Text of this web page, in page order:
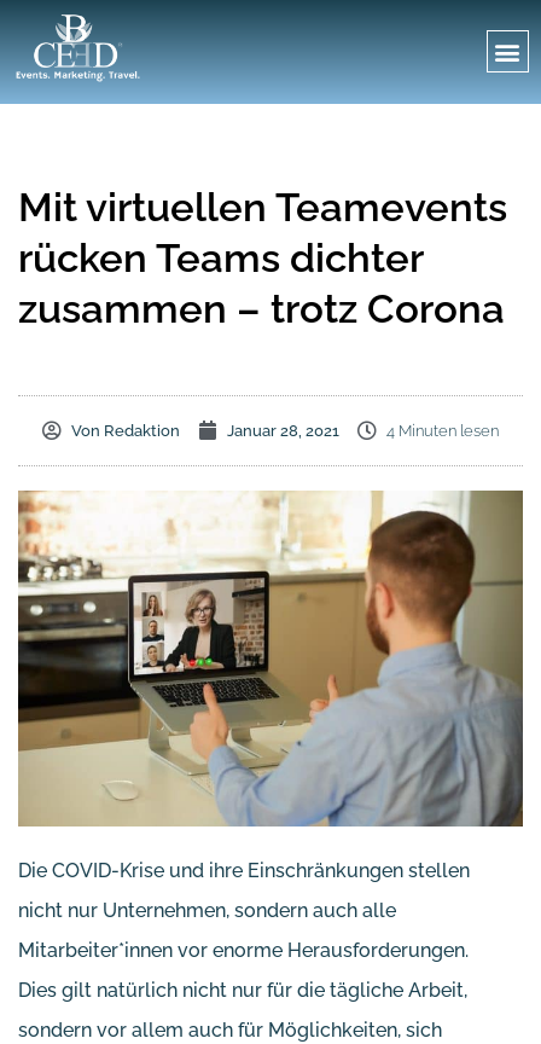
Mit virtuellen Teamevents
rücken Teams dichter
zusammen – trotz Corona
Von Redaktion Januar 28, 2021 4 Minuten lesen
Die COVID-Krise und ihre Einschränkungen stellen
nicht nur Unternehmen, sondern auch alle
Mitarbeiter*innen vor enorme Herausforderungen.
Dies gilt natürlich nicht nur für die tägliche Arbeit,
sondern vor allem auch für Möglichkeiten, sich